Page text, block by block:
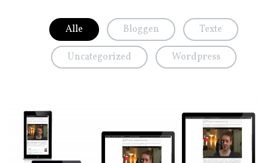
Alle Bloggen Texte
Uncategorized Wordpress